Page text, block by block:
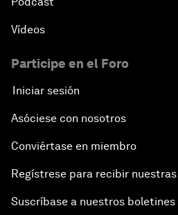
Vídeos
Participe en el Foro
Iniciar sesión
Asóciese con nosotros
Conviértase en miembro
Regístrese para recibir
Suscríbase a nuestros boletines